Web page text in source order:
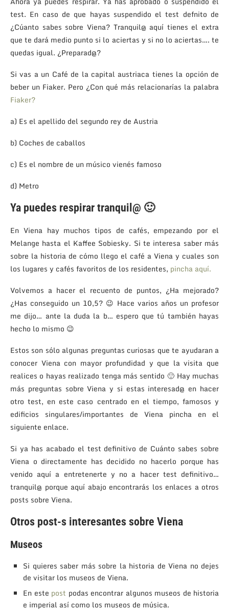
test. En caso de que hayas suspendido el test defnito de
¿Cúanto sabes sobre Viena? Tranquil@ aquí tienes el extra
que te dará medio punto si lo aciertas y si no lo aciertas…. te
quedas igual. ¿Preparad@?
Si vas a un Café de la capital austriaca tienes la opción de
beber un Fiaker. Pero ¿Con qué más relacionarías la palabra
Fiaker?
a) Es el apellido del segundo rey de Austria
b) Coches de caballos
c) Es el nombre de un músico vienés famoso
d) Metro
Ya puedes respirar tranquil@ 🙂
En Viena hay muchos tipos de cafés, empezando por el
Melange hasta el Kaffee Sobiesky. Si te interesa saber más
sobre la historia de cómo llego el café a Viena y cuales son
los lugares y cafés favoritos de los residentes, pincha aquí.
Volvemos a hacer el recuento de puntos, ¿Ha mejorado?
¿Has conseguido un 10,5? 😉 Hace varios años un profesor
me dijo… ante la duda la b… espero que tú también hayas
hecho lo mismo 😉
Estos son sólo algunas preguntas curiosas que te ayudaran a
conocer Viena con mayor profundidad y que la visita que
realices o hayas realizado tenga más sentido 🙂 Hay muchas
más preguntas sobre Viena y si estas interesad@ en hacer
otro test, en este caso centrado en el tiempo, famosos y
edificios singulares/importantes de Viena pincha en el
siguiente enlace.
Si ya has acabado el test definitivo de Cuánto sabes sobre
Viena o directamente has decidido no hacerlo porque has
venido aquí a entretenerte y no a hacer test definitivo…
tranquil@ porque aquí abajo encontrarás los enlaces a otros
posts sobre Viena.
Otros post-s interesantes sobre Viena
Museos
Si quieres saber más sobre la historia de Viena no dejes
de visitar los museos de Viena.
En este post podas encontrar algunos museos de historia
e imperial así como los museos de música.